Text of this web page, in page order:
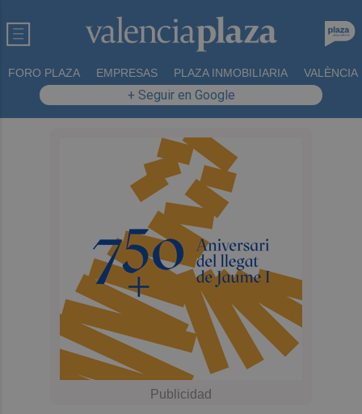
FORO PLAZA EMPRESAS PLAZA INMOBILIARIA VALÈNCIA
+ Seguir en Google